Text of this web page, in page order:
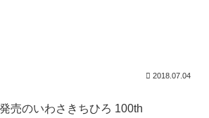
2018.07.04
売のいわさきちひろ 100th